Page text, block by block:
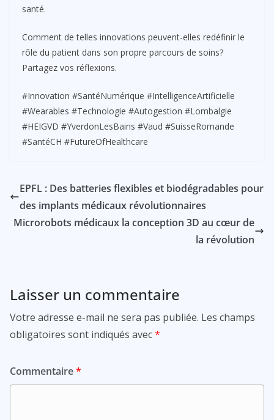
santé.
Comment de telles innovations peuvent-elles redéfinir le
rôle du patient dans son propre parcours de soins?
Partagez vos réflexions.
#Innovation #SantéNumérique #IntelligenceArtificielle
#Wearables #Technologie #Autogestion #Lombalgie
#HEIGVD #YverdonLesBains #Vaud #SuisseRomande
#SantéCH #FutureOfHealthcare
EPFL : Des batteries flexibles et biodégradables pour
des implants médicaux révolutionnaires
Microrobots médicaux la conception 3D au cœur de
la révolution
Laisser un commentaire
Votre adresse e-mail ne sera pas publiée. Les champs
obligatoires sont indiqués avec*
Commentaire*